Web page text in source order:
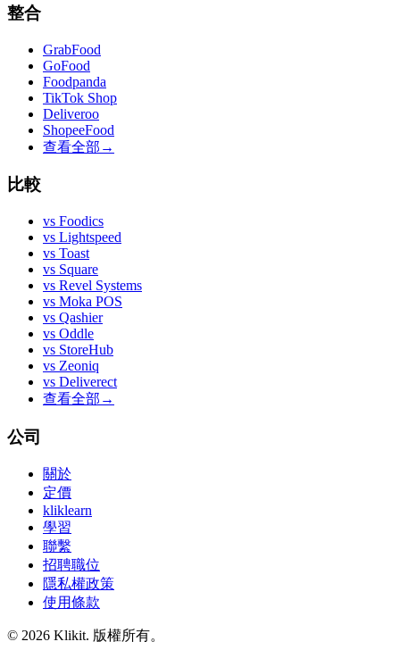
整合
GrabFood
GoFood
Foodpanda
TikTok Shop
Deliveroo
ShopeeFood
查看全部 →
比較
vs Foodics
vs Lightspeed
vs Toast
vs Square
vs Revel Systems
vs Moka POS
vs Qashier
vs Oddle
vs StoreHub
vs Zeoniq
vs Deliverect
查看全部 →
公司
關於
定價
kliklearn
學習
聯繫
招聘職位
隱私權政策
使用條款
© 2026 Klikit. 版權所有。